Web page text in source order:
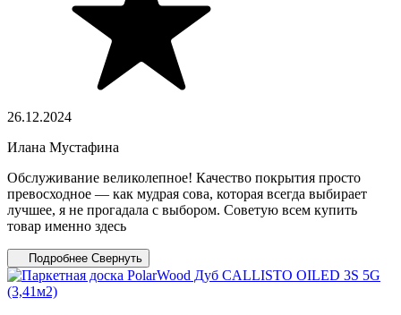
26.12.2024
Илана Мустафина
Обслуживание великолепное! Качество покрытия просто
превосходное — как мудрая сова, которая всегда выбирает
лучшее, я не прогадала с выбором. Советую всем купить
товар именно здесь
Подробнее Свернуть